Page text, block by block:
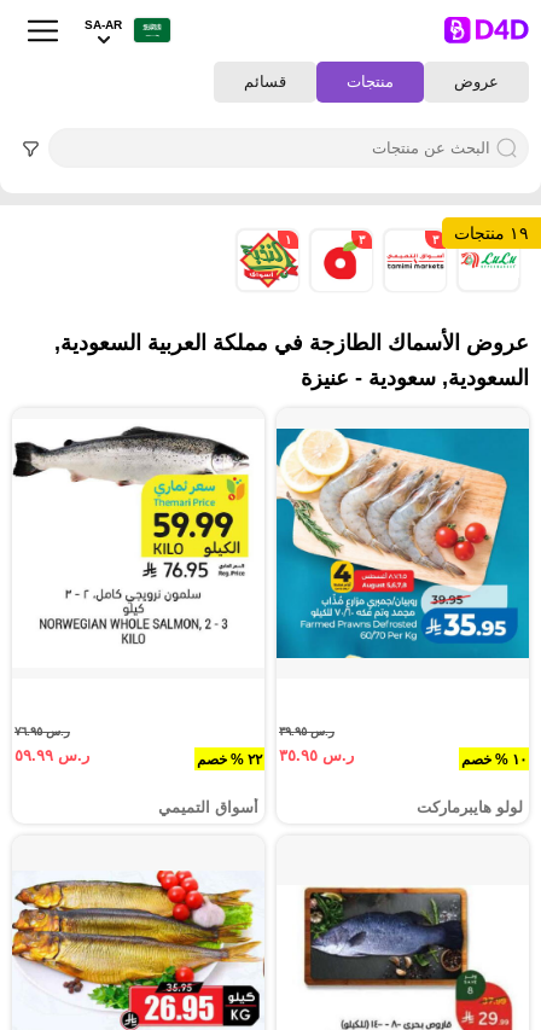
عروض منتجات قسائم
SA-AR
١٩ منتجات ١٢ ٣ ٣ ١
عروض الأسماك الطازجة في مملكة العربية السعودية,
السعودية, سعودية - عنيزة
١٠ % خصم
ر.س ٣٩.٩٥
ر.س ٣٥.٩٥
لولو هايبرماركت
٢٢ % خصم
ر.س ٧٦.٩٥
ر.س ٥٩.٩٩
أسواق التميمي